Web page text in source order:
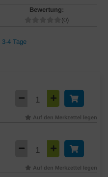
Bewertung:
(0)
3-4 Tage
Auf den Merkzettel legen
Auf den Merkzettel legen